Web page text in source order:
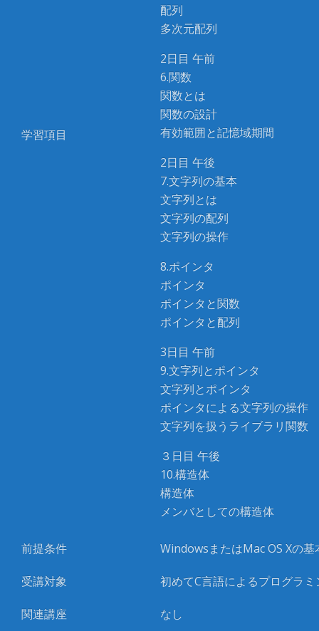
学習項目
配列
多次元配列
2日目 午前
6.関数
関数とは
関数の設計
有効範囲と記憶域期間
2日目 午後
7.文字列の基本
文字列とは
文字列の配列
文字列の操作
8.ポインタ
ポインタ
ポインタと関数
ポインタと配列
3日目 午前
9.文字列とポインタ
文字列とポインタ
ポインタによる文字列の操作
文字列を扱うライブラリ関数
３日目 午後
10.構造体
構造体
メンバとしての構造体
前提条件 WindowsまたはMac OS Xの
受講対象 初めてC言語によるプログラ
関連講座 なし